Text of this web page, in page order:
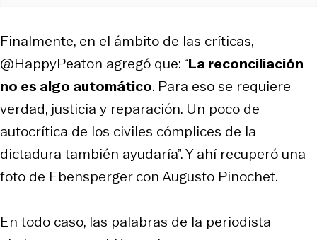
Finalmente, en el ámbito de las críticas,
@HappyPeaton agregó que: “La reconciliación
no es algo automático. Para eso se requiere
verdad, justicia y reparación. Un poco de
autocrítica de los civiles cómplices de la
dictadura también ayudaría”. Y ahí recuperó una
foto de Ebensperger con Augusto Pinochet.
En todo caso, las palabras de la periodista